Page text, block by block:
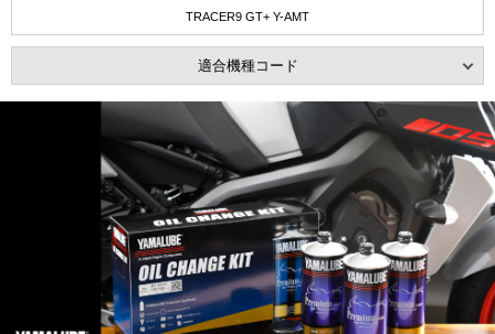
TRACER9 GT+ Y-AMT
適合機種コード